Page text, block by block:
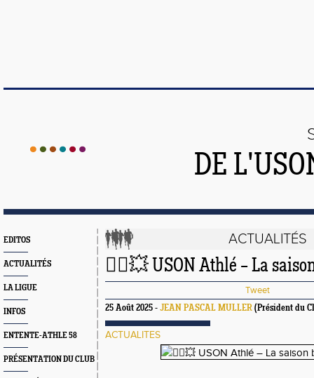
DE
EDITOS
ACTUALITÉS
LA LIGUE
INFOS
ENTENTE-ATHLE 58
PRÉSENTATION DU CLUB
ACTUALITÉS
🏃‍♀️💥 USON Athlé – La
Tweet
25 Août 2025 - JEAN PASCAL MULLER (Président du
ACTUALITES